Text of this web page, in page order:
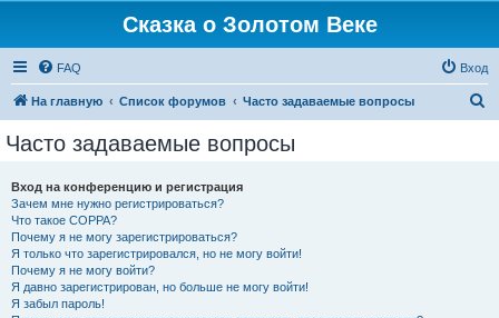
Сказка о Золотом Веке
FAQ Вход
На главную Список форумов Часто задаваемые вопросы
Часто задаваемые вопросы
Вход на конференцию и регистрация
Зачем мне нужно регистрироваться?
Что такое COPPA?
Почему я не могу зарегистрироваться?
Я только что зарегистрировался, но не могу войти!
Почему я не могу войти?
Я давно зарегистрирован, но больше не могу войти!
Я забыл пароль!